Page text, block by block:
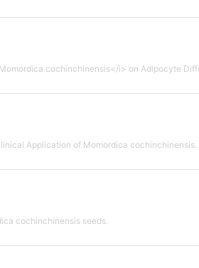
cochinchinensis</i> on Adipocyte
Application of Momordica cochinchinensis.
cochinchinensis seeds.